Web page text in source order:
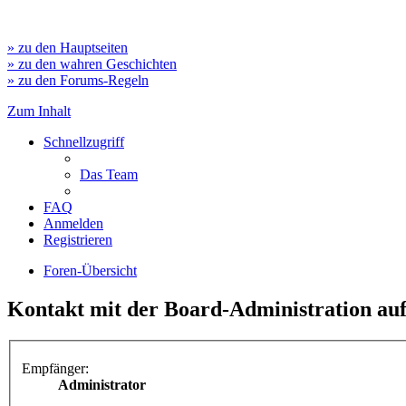
» zu den Hauptseiten
» zu den wahren Geschichten
» zu den Forums-Regeln
Zum Inhalt
Schnellzugriff
Das Team
FAQ
Anmelden
Registrieren
Foren-Übersicht
Kontakt mit der Board-Administration
Empfänger:
Administrator